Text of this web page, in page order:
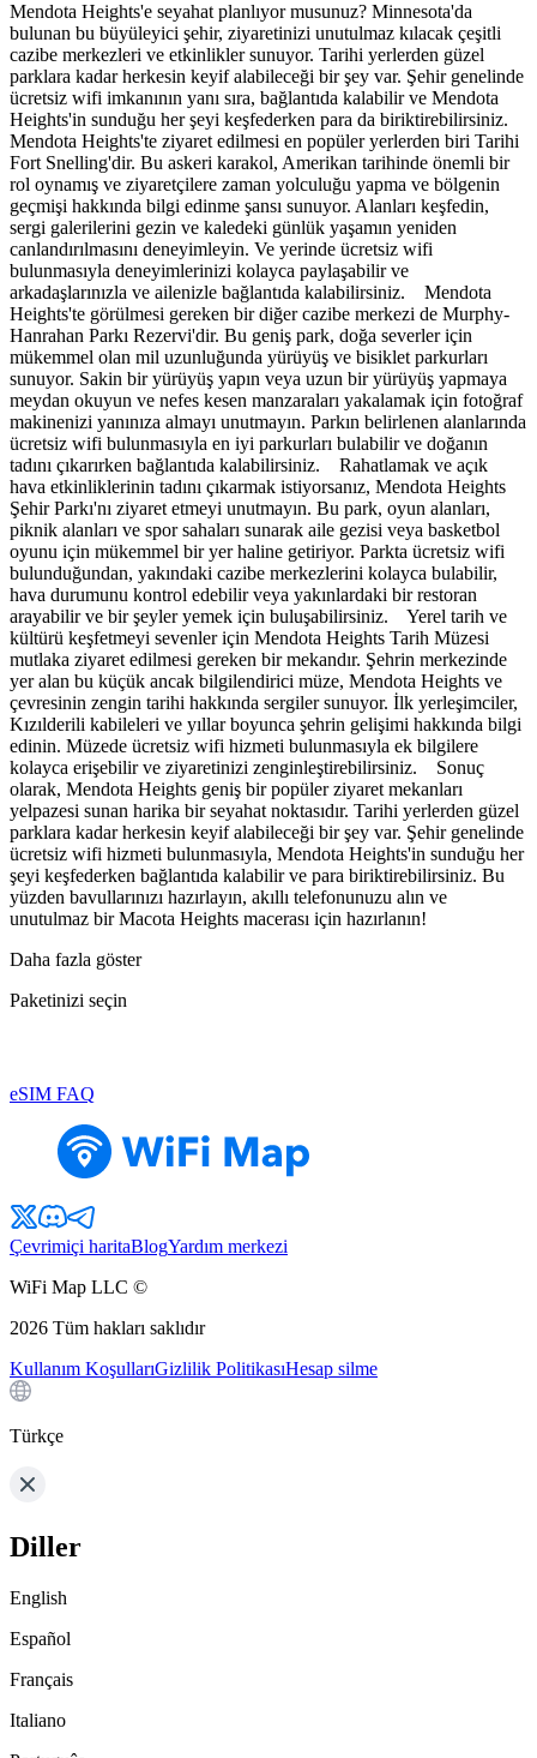
Mendota Heights'e seyahat planlıyor musunuz? Minnesota'da
bulunan bu büyüleyici şehir, ziyaretinizi unutulmaz kılacak çeşitli
cazibe merkezleri ve etkinlikler sunuyor. Tarihi yerlerden güzel
parklara kadar herkesin keyif alabileceği bir şey var. Şehir genelinde
ücretsiz wifi imkanının yanı sıra, bağlantıda kalabilir ve Mendota
Heights'in sunduğu her şeyi keşfederken para da biriktirebilirsiniz.
Mendota Heights'te ziyaret edilmesi en popüler yerlerden biri Tarihi
Fort Snelling'dir. Bu askeri karakol, Amerikan tarihinde önemli bir
rol oynamış ve ziyaretçilere zaman yolculuğu yapma ve bölgenin
geçmişi hakkında bilgi edinme şansı sunuyor. Alanları keşfedin,
sergi galerilerini gezin ve kaledeki günlük yaşamın yeniden
canlandırılmasını deneyimleyin. Ve yerinde ücretsiz wifi
bulunmasıyla deneyimlerinizi kolayca paylaşabilir ve
arkadaşlarınızla ve ailenizle bağlantıda kalabilirsiniz. Mendota
Heights'te görülmesi gereken bir diğer cazibe merkezi de Murphy-
Hanrahan Parkı Rezervi'dir. Bu geniş park, doğa severler için
mükemmel olan mil uzunluğunda yürüyüş ve bisiklet parkurları
sunuyor. Sakin bir yürüyüş yapın veya uzun bir yürüyüş yapmaya
meydan okuyun ve nefes kesen manzaraları yakalamak için fotoğraf
makinenizi yanınıza almayı unutmayın. Parkın belirlenen alanlarında
ücretsiz wifi bulunmasıyla en iyi parkurları bulabilir ve doğanın
tadını çıkarırken bağlantıda kalabilirsiniz. Rahatlamak ve açık
hava etkinliklerinin tadını çıkarmak istiyorsanız, Mendota Heights
Şehir Parkı'nı ziyaret etmeyi unutmayın. Bu park, oyun alanları,
piknik alanları ve spor sahaları sunarak aile gezisi veya basketbol
oyunu için mükemmel bir yer haline getiriyor. Parkta ücretsiz wifi
bulunduğundan, yakındaki cazibe merkezlerini kolayca bulabilir,
hava durumunu kontrol edebilir veya yakınlardaki bir restoran
arayabilir ve bir şeyler yemek için buluşabilirsiniz. Yerel tarih ve
kültürü keşfetmeyi sevenler için Mendota Heights Tarih Müzesi
mutlaka ziyaret edilmesi gereken bir mekandır. Şehrin merkezinde
yer alan bu küçük ancak bilgilendirici müze, Mendota Heights ve
çevresinin zengin tarihi hakkında sergiler sunuyor. İlk yerleşimciler,
Kızılderili kabileleri ve yıllar boyunca şehrin gelişimi hakkında bilgi
edinin. Müzede ücretsiz wifi hizmeti bulunmasıyla ek bilgilere
kolayca erişebilir ve ziyaretinizi zenginleştirebilirsiniz. Sonuç
olarak, Mendota Heights geniş bir popüler ziyaret mekanları
yelpazesi sunan harika bir seyahat noktasıdır. Tarihi yerlerden güzel
parklara kadar herkesin keyif alabileceği bir şey var. Şehir genelinde
ücretsiz wifi hizmeti bulunmasıyla, Mendota Heights'in sunduğu her
şeyi keşfederken bağlantıda kalabilir ve para biriktirebilirsiniz. Bu
yüzden bavullarınızı hazırlayın, akıllı telefonunuzu alın ve
unutulmaz bir Macota Heights macerası için hazırlanın!
Daha fazla göster
Paketinizi seçin
eSIM FAQ
Çevrimiçi haritaBlogYardım merkezi
WiFi Map LLC ©
2026 Tüm hakları saklıdır
Kullanım KoşullarıGizlilik PolitikasıHesap silme
Türkçe
Diller
English
Español
Français
Italiano